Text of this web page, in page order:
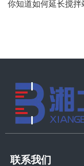
你知道如何延长搅拌
联系我们